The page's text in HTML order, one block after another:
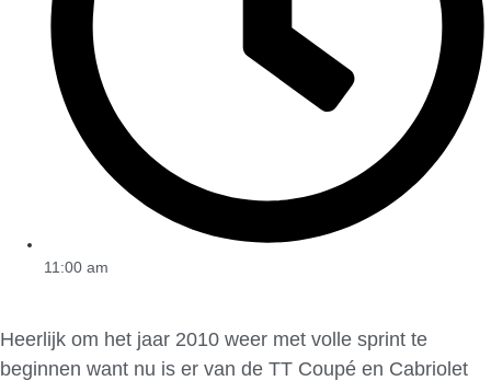
11:00 am
Heerlijk om het jaar 2010 weer met volle sprint te
beginnen want nu is er van de TT Coupé en Cabriolet